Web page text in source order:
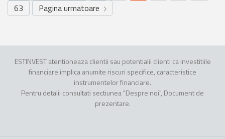
63
Pagina urmatoare
ESTINVEST atentioneaza clientii sau potentialii clienti ca investitiile
financiare implica anumite riscuri specifice, caracteristice
instrumentelor financiare.
Pentru detalii consultati sectiunea "Despre noi", Document de
prezentare.